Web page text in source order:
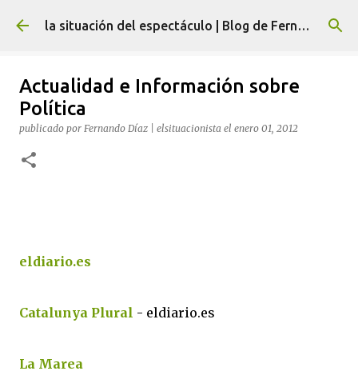
Ir al contenido principal la situación del espectáculo | Blog de Fernando Díaz
Actualidad e Información sobre
Política
publicado por Fernando Díaz | elsituacionista el enero 01, 2012
eldiario.es
Catalunya Plural - eldiario.es
La Marea